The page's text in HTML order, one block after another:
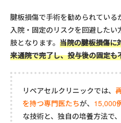
腱板損傷で手術を勧められてい
入院・固定のリスクを回避した
肢となります。 当院の腱板損傷に
来通院で完了し、投与後の固定
リペアセルクリニックでは、
を持つ専門医たちが、 15,000
な技術と、独自の培養方法で